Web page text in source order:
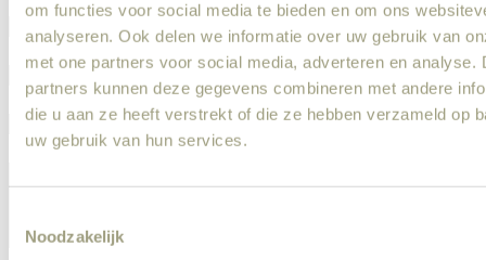
om functies voor social media te bieden en om ons
analyseren. Ook delen we informatie over uw gebruik van
met one partners voor social media, adverteren en analyse.
partners kunnen deze gegevens combineren met andere
die u aan ze heeft verstrekt of die ze hebben verzameld op
uw gebruik van hun services.
Selection
Noodzakelijk